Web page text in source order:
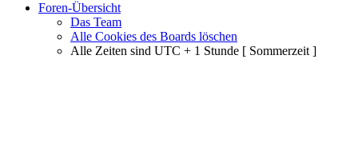
Foren-Übersicht
Das Team
Alle Cookies des Boards löschen
Alle Zeiten sind UTC + 1 Stunde [ Sommerzeit ]